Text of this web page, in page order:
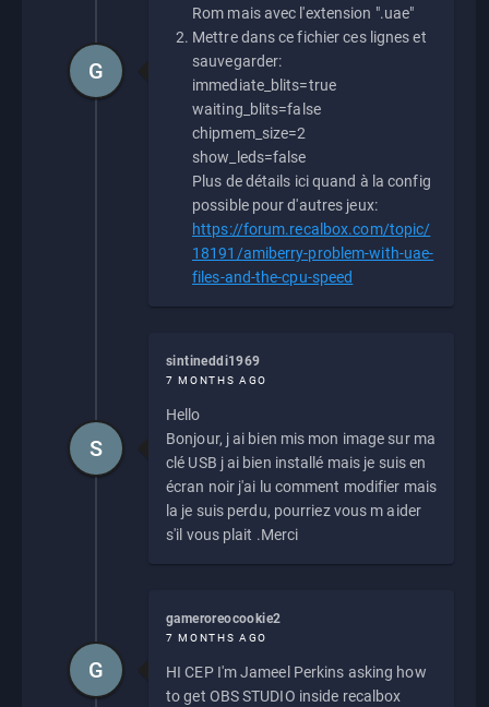
Rom mais avec l'extension ".uae"
Mettre dans ce fichier ces lignes et
sauvegarder:
immediate_blits=true
waiting_blits=false
chipmem_size=2
show_leds=false
Plus de détails ici quand à la config
possible pour d'autres jeux:
https://forum.recalbox.com/topic/
18191/amiberry-problem-with-uae-
files-and-the-cpu-speed
G
sintineddi1969
7 MONTHS AGO
Hello
Bonjour, j ai bien mis mon image sur ma
clé USB j ai bien installé mais je suis en
écran noir j'ai lu comment modifier mais
la je suis perdu, pourriez vous m aider
s'il vous plait .Merci
S
gameroreocookie2
7 MONTHS AGO
HI CEP I'm Jameel Perkins asking how
to get OBS STUDIO inside recalbox
G